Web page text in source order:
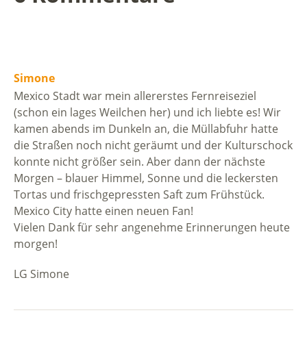
Simone
Mexico Stadt war mein allererstes Fernreiseziel
(schon ein lages Weilchen her) und ich liebte es! Wir
kamen abends im Dunkeln an, die Müllabfuhr hatte
die Straßen noch nicht geräumt und der Kulturschock
konnte nicht größer sein. Aber dann der nächste
Morgen – blauer Himmel, Sonne und die leckersten
Tortas und frischgepressten Saft zum Frühstück.
Mexico City hatte einen neuen Fan!
Vielen Dank für sehr angenehme Erinnerungen heute
morgen!
LG Simone